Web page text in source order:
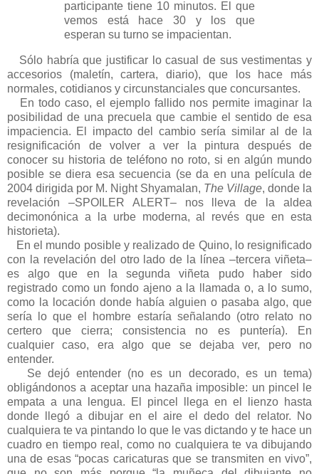
participante tiene 10 minutos. El que
vemos está hace 30 y los que
esperan su turno se impacientan.
Sólo habría que justificar lo casual de sus vestimentas y
accesorios (maletín, cartera, diario), que los hace más
normales, cotidianos y circunstanciales que concursantes.
En todo caso, el ejemplo fallido nos permite imaginar la
posibilidad de una precuela que cambie el sentido de esa
impaciencia. El impacto del cambio sería similar al de la
resignificación de volver a ver la pintura después de
conocer su historia de teléfono no roto, si en algún mundo
posible se diera esa secuencia (se da en una película de
2004 dirigida por M. Night Shyamalan, The Village, donde la
revelación –SPOILER ALERT– nos lleva de la aldea
decimonónica a la urbe moderna, al revés que en esta
historieta).
En el mundo posible y realizado de Quino, lo resignificado
con la revelación del otro lado de la línea –tercera viñeta–
es algo que en la segunda viñeta pudo haber sido
registrado como un fondo ajeno a la llamada o, a lo sumo,
como la locación donde había alguien o pasaba algo, que
sería lo que el hombre estaría señalando (otro relato no
certero que cierra; consistencia no es puntería). En
cualquier caso, era algo que se dejaba ver, pero no
entender.
Se dejó entender (no es un decorado, es un tema)
obligándonos a aceptar una hazaña imposible: un pincel le
empata a una lengua. El pincel llega en el lienzo hasta
donde llegó a dibujar en el aire el dedo del relator. No
cualquiera te va pintando lo que le vas dictando y te hace un
cuadro en tiempo real, como no cualquiera te va dibujando
una de esas “pocas caricaturas que se transmiten en vivo”,